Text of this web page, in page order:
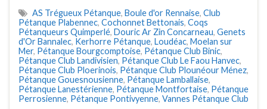
AS Trégueux Pétanque, Boule d'or Rennaise, Club
Pétanque Plabennec, Cochonnet Bettonais, Coqs
Pétanqueurs Quimperlé, Douric Ar Zin Concarneau, Genets
d'Or Bannalec, Kerhorre Pétanque, Loudéac, Moelan sur
Mer, Pétanque Bourgcomptoise, Pétanque Club Binic,
Pétanque Club Landivisien, Pétanque Club Le Faou Hanvec,
Pétanque Club Ploerinois, Pétanque Club Plounéour Ménez,
Pétanque Gouesnousienne, Pétanque Lamballaise,
Pétanque Lanestérienne, Pétanque Montfortaise, Pétanque
Perrosienne, Pétanque Pontivyenne, Vannes Pétanque Club